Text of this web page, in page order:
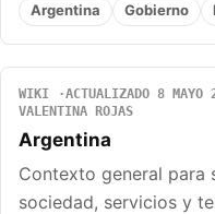
Argentina Gobierno
WIKI ACTUALIZADO 8 MAYO
VALENTINA ROJAS
Argentina
Contexto general para
sociedad, servicios y